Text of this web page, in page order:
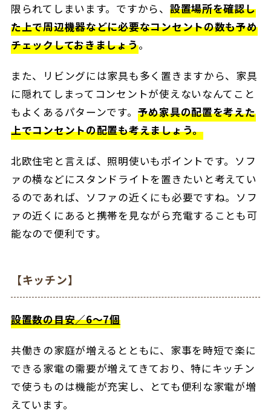
限られてしまいます。ですから、 設置場所を確認し
た上で周辺機器などに必要なコンセントの数も予め
チェックしておきましょう。
また、リビングには家具も多く置きますから、家具
に隠れてしまってコンセントが使えないなんてこと
もよくあるパターンです。 予め家具の配置を考えた
上でコンセントの配置も考えましょう。
北欧住宅と言えば、照明使いもポイントです。ソフ
ァの横などにスタンドライトを置きたいと考えてい
るのであれば、ソファの近くにも必要ですね。ソフ
ァの近くにあると携帯を見ながら充電することも可
能なので便利です。
【キッチン】
設置数の目安／6～7個
共働きの家庭が増えるとともに、家事を時短で楽に
できる家電の需要が増えてきており、特にキッチン
で使うものは機能が充実し、とても便利な家電が増
えています。